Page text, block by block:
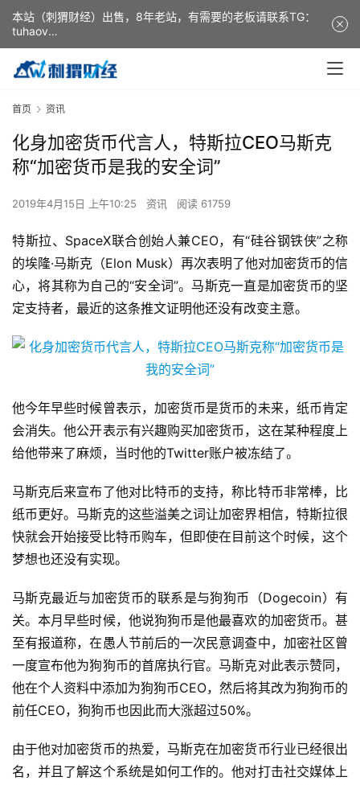
首页 资讯
化身加密货币代言人，特斯拉CEO马斯克
称“加密货币是我的安全词”
2019年4月15日 上午10:25 资讯 阅读 61759
特斯拉、SpaceX联合创始人兼CEO，有“硅谷钢铁侠”之称
的埃隆·马斯克（Elon Musk）再次表明了他对加密货币的信
心，将其称为自己的“安全词”。马斯克一直是加密货币的坚
定支持者，最近的这条推文证明他还没有改变主意。
他今年早些时候曾表示，加密货币是货币的未来，纸币肯定
会消失。他公开表示有兴趣购买加密货币，这在某种程度上
给他带来了麻烦，当时他的Twitter账户被冻结了。
马斯克后来宣布了他对比特币的支持，称比特币非常棒，比
纸币更好。马斯克的这些溢美之词让加密界相信，特斯拉很
快就会开始接受比特币购车，但即使在目前这个时候，这个
梦想也还没有实现。
马斯克最近与加密货币的联系是与狗狗币（Dogecoin）有
关。本月早些时候，他说狗狗币是他最喜欢的加密货币。甚
至有报道称，在愚人节前后的一次民意调查中，加密社区曾
一度宣布他为狗狗币的首席执行官。马斯克对此表示赞同，
他在个人资料中添加为狗狗币CEO，然后将其改为狗狗币的
前任CEO，狗狗币也因此而大涨超过50%。
由于他对加密货币的热爱，马斯克在加密货币行业已经很出
名，并且了解这个系统是如何工作的。他对打击社交媒体上
本站（刺猬财经）出售，8年老站，有需要的老板请联系TG：
tuhaov
This website (ciweicaijing) is for sale. It is a 8-year-old
website. If you need it, please contact TG: tuhaov